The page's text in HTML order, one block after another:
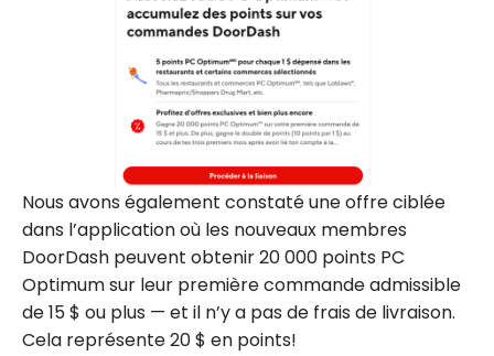
Nous avons également constaté une offre ciblée
dans l’application où les nouveaux membres
DoorDash peuvent obtenir 20 000 points PC
Optimum sur leur première commande admissible
de 15 $ ou plus — et il n’y a pas de frais de livraison.
Cela représente 20 $ en points!